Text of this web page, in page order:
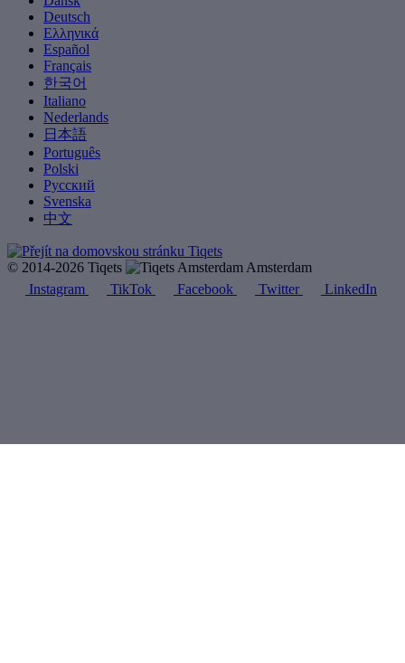
Deutsch
Ελληνικά
Español
Français
한국어
Italiano
Nederlands
日本語
Português
Polski
Русский
Svenska
中文
© 2014-2026 Tiqets
Amsterdam
Instagram
TikTok Facebook Twitter LinkedIn